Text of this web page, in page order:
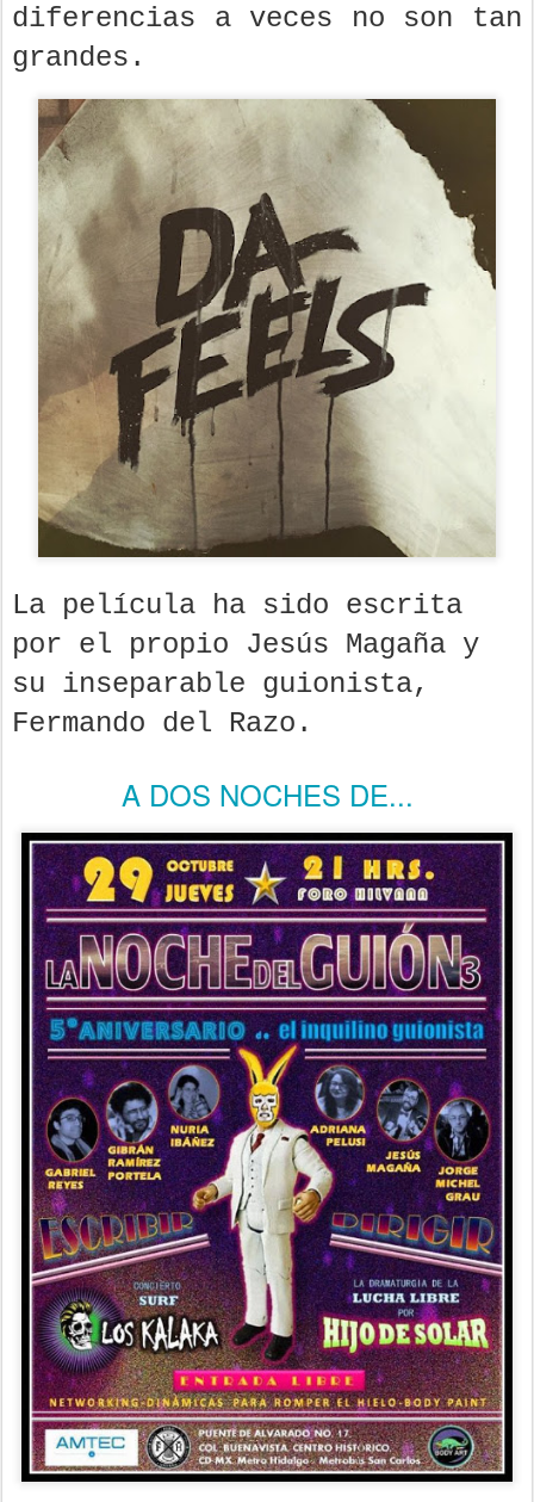
diferencias a veces no son tan
grandes.
La película ha sido escrita
por el propio Jesús Magaña y
su inseparable guionista,
Fermando del Razo.
A DOS NOCHES DE...